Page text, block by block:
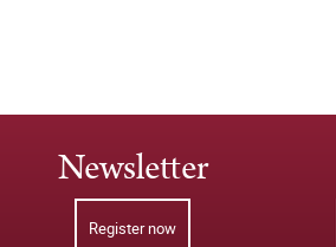
Newsletter
Register now